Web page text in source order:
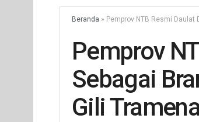
Beranda » Pemprov NTB Resmi
Pemprov
Sebagai
Gili